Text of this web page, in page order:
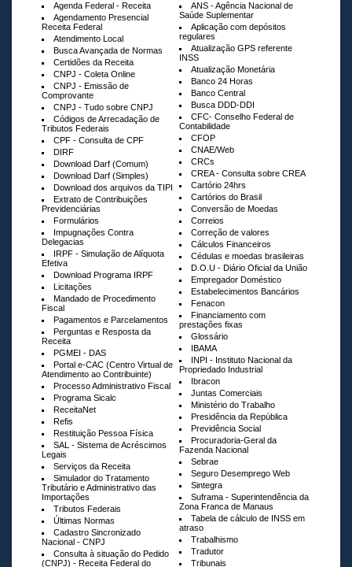
Agenda Federal - Receita
Agendamento Presencial
Receita Federal
Atendimento Local
Busca Avançada de Normas
Certidões da Receita
CNPJ - Coleta Online
CNPJ - Emissão de
Comprovante
CNPJ - Tudo sobre CNPJ
Códigos de Arrecadação de
Tributos Federais
CPF - Consulta de CPF
DIRF
Download Darf (Comum)
Download Darf (Simples)
Download dos arquivos da TIPI
Extrato de Contribuições
Previdenciárias
Formulários
Impugnações Contra
Delegacias
IRPF - Simulação de Alíquota
Efetiva
Download Programa IRPF
Licitações
Mandado de Procedimento
Fiscal
Pagamentos e Parcelamentos
Perguntas e Resposta da
Receita
PGMEI - DAS
Portal e-CAC (Centro Virtual de
Atendimento ao Contribuinte)
Processo Administrativo Fiscal
Programa Sicalc
ReceitaNet
Refis
Restituição Pessoa Física
SAL - Sistema de Acréscimos
Legais
Serviços da Receita
Simulador do Tratamento
Tributário e Administrativo das
Importações
Tributos Federais
Últimas Normas
Cadastro Sincronizado
Nacional - CNPJ
Consulta à situação do Pedido
(CNPJ) - Receita Federal do
ANS - Agência Nacional de
Saúde Suplementar
Aplicação com depósitos
regulares
Atualização GPS referente
INSS
Atualização Monetária
Banco 24 Horas
Banco Central
Busca DDD-DDI
CFC- Conselho Federal de
Contabilidade
CFOP
CNAE/Web
CRCs
CREA - Consulta sobre CREA
Cartório 24hrs
Cartórios do Brasil
Conversão de Moedas
Correios
Correção de valores
Cálculos Financeiros
Cédulas e moedas brasileiras
D.O.U - Diário Oficial da União
Empregador Doméstico
Estabelecimentos Bancários
Fenacon
Financiamento com
prestações fixas
Glossário
IBAMA
INPI - Instituto Nacional da
Propriedado Industrial
Ibracon
Juntas Comerciais
Ministério do Trabalho
Presidência da República
Previdência Social
Procuradoria-Geral da
Fazenda Nacional
Sebrae
Seguro Desemprego Web
Sintegra
Suframa - Superintendência da
Zona Franca de Manaus
Tabela de cálculo de INSS em
atraso
Trabalhismo
Tradutor
Tribunais